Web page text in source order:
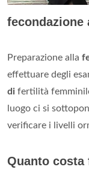
fecondazione
Preparazione alla
effettuare degli
di fertilità
luogo ci si
verificare i livelli
Quanto costa